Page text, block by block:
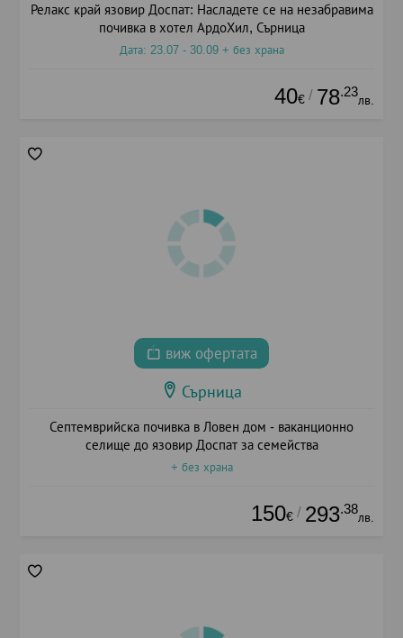
Релакс край язовир Доспат: Насладете се на незабравима
почивка в хотел АрдоХил, Сърница
Дата: 23.07 - 30.09 + без храна
40€ / 78.23
лв.
виж офертата
Сърница
Септемврийска почивка в Ловен дом - ваканционно
селище до язовир Доспат за семейства
+ без храна
150€ / 293.38
лв.